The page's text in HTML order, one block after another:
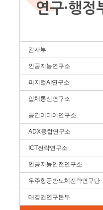
연구·행정
감사부
인공지능연구소
피지컬AI연구소
입체통신연구소
공간미디어연구소
ADX융합연구소
ICT전략연구소
인공지능안전연구소
우주항공반도체전략연구단
대경권연구본부